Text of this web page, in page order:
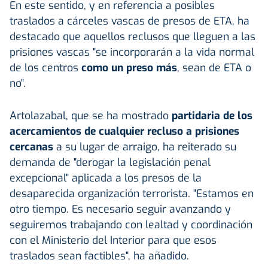
En este sentido, y en referencia a posibles
traslados a cárceles vascas de presos de ETA, ha
destacado que aquellos reclusos que lleguen a las
prisiones vascas "se incorporarán a la vida normal
de los centros como un preso más, sean de ETA o
no".
Artolazabal, que se ha mostrado partidaria de los
acercamientos de cualquier recluso a prisiones
cercanas a su lugar de arraigo, ha reiterado su
demanda de "derogar la legislación penal
excepcional" aplicada a los presos de la
desaparecida organización terrorista. "Estamos en
otro tiempo. Es necesario seguir avanzando y
seguiremos trabajando con lealtad y coordinación
con el Ministerio del Interior para que esos
traslados sean factibles", ha añadido.